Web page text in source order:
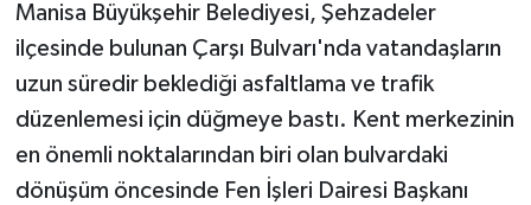
Manisa Büyükşehir Belediyesi, Şehzadeler
ilçesinde bulunan Çarşı Bulvarı'nda vatandaşların
uzun süredir beklediği asfaltlama ve trafik
düzenlemesi için düğmeye bastı. Kent merkezinin
en önemli noktalarından biri olan bulvardaki
dönüşüm öncesinde Fen İşleri Dairesi Başkanı